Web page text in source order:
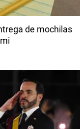
de mochilas